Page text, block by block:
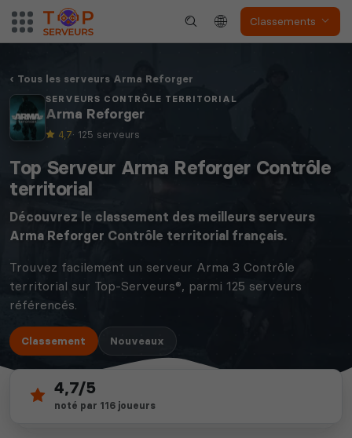
Classements
Tous les serveurs Arma Reforger
SERVEURS CONTRÔLE TERRITORIAL
Arma Reforger
4,7· 125 serveurs
Top Serveur Arma Reforger Contrôle
territorial
Découvrez le classement des meilleurs serveurs
Arma Reforger Contrôle territorial français.
Trouvez facilement un serveur Arma 3 Contrôle
territorial sur Top-Serveurs®, parmi 125 serveurs
référencés.
Classement Nouveaux
125
serveurs actifs
depuis 2012
4,7/5
noté par 116 joueurs